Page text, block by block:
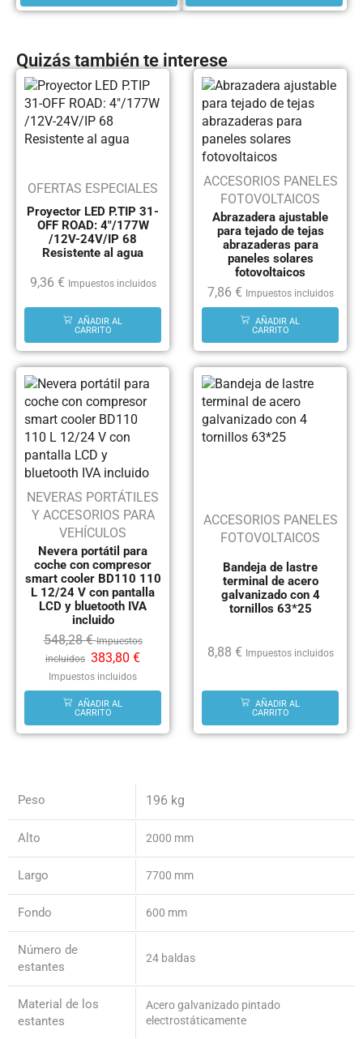
Quizás también te interese
OFERTAS ESPECIALES
Proyector LED P.TIP 31-
OFF ROAD: 4″/177W
/12V-24V/IP 68
Resistente al agua
9,36 € Impuestos incluidos
AÑADIR AL
CARRITO
ACCESORIOS PANELES
FOTOVOLTAICOS
Abrazadera ajustable
para tejado de tejas
abrazaderas para
paneles solares
fotovoltaicos
7,86 € Impuestos incluidos
AÑADIR AL
CARRITO
NEVERAS PORTÁTILES
Y ACCESORIOS PARA
VEHÍCULOS
Nevera portátil para
coche con compresor
smart cooler BD110 110
L 12/24 V con pantalla
LCD y bluetooth IVA
incluido
548,28€ Impuestos
incluidos 383,80 €
Impuestos incluidos
AÑADIR AL
CARRITO
ACCESORIOS PANELES
FOTOVOLTAICOS
Bandeja de lastre
terminal de acero
galvanizado con 4
tornillos 63*25
8,88 € Impuestos incluidos
AÑADIR AL
CARRITO
Peso 196 kg
Alto 2000 mm
Largo 7700 mm
Fondo 600 mm
Número de
estantes
24 baldas
Material de los
estantes
Acero galvanizado pintado
electrostáticamente